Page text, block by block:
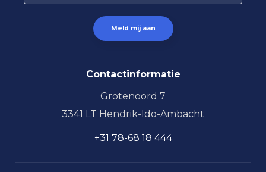
Contactinformatie
Grotenoord 7
3341 LT Hendrik-Ido-Ambacht
+31 78-68 18 444